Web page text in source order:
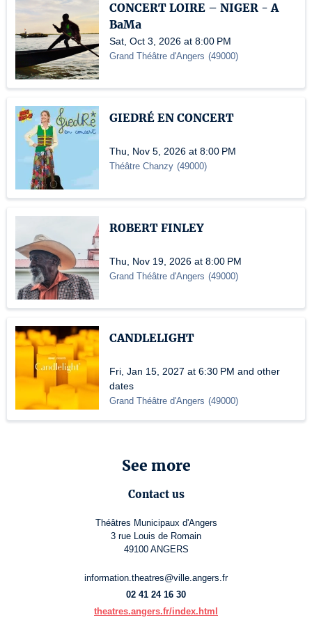
CONCERT LOIRE – NIGER - A
BaMa
Sat, Oct 3, 2026 at 8:00 PM
Grand Théâtre d'Angers (49000)
GIEDRÉ EN CONCERT
Thu, Nov 5, 2026 at 8:00 PM
Théâtre Chanzy (49000)
ROBERT FINLEY
Thu, Nov 19, 2026 at 8:00 PM
Grand Théâtre d'Angers (49000)
CANDLELIGHT
Fri, Jan 15, 2027 at 6:30 PM and other
dates
Grand Théâtre d'Angers (49000)
See more
Contact us
Théâtres Municipaux d'Angers
3 rue Louis de Romain
49100 ANGERS
information.theatres@ville.angers.fr
02 41 24 16 30
theatres.angers.fr/index.html